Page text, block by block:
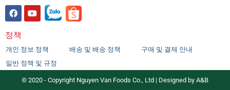
정책
개인 정보 정책 배송 및 배송 정책
구매 및 결제 안내
일반 정책 및 규정
© 2020 - Copyright Nguyen Van Foods Co., Ltd | Designed by A&B